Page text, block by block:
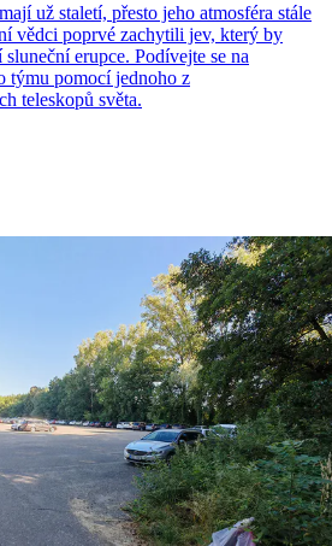
už staletí, přesto jeho atmosféra stále
vědci poprvé zachytili jev, který by
erupce. Podívejte se na
týmu pomocí jednoho z
teleskopů světa.